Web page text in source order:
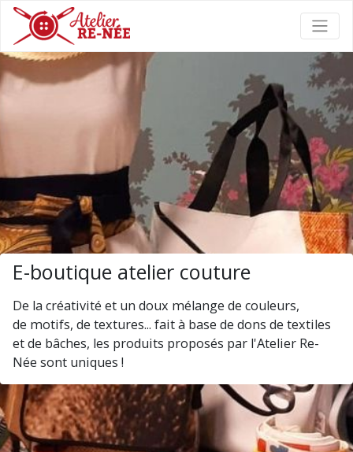
E-boutique atelier couture
De la créativité et un doux mélange de couleurs,
de motifs, de textures... fait à base de dons de textiles
et de bâches, les produits proposés par l'Atelier Re-
Née sont uniques !